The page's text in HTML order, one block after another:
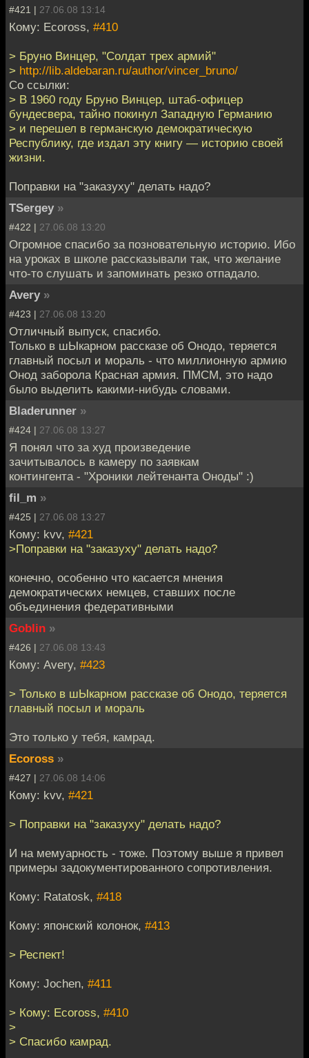
#421 | 27.06.08 13:14
Кому: Ecoross, #410
> Бруно Винцер, "Солдат трех армий"
> http://lib.aldebaran.ru/author/vincer_bruno/
Со ссылки:
> В 1960 году Бруно Винцер, штаб-офицер
бундесвера, тайно покинул Западную Германию
> и перешел в германскую демократическую
Республику, где издал эту книгу — историю своей
жизни.
Поправки на "заказуху" делать надо?
TSergey »
#422 | 27.06.08 13:20
Огромное спасибо за позновательную историю. Ибо
на уроках в школе рассказывали так, что желание
что-то слушать и запоминать резко отпадало.
Avery »
#423 | 27.06.08 13:20
Отличный выпуск, спасибо.
Только в шЫкарном рассказе об Онодо, теряется
главный посыл и мораль - что миллионную армию
Онод заборола Красная армия. ПМСМ, это надо
было выделить какими-нибудь словами.
Bladerunner »
#424 | 27.06.08 13:27
Я понял что за худ произведение
зачитывалось в камеру по заявкам
контингента - "Хроники лейтенанта Оноды" :)
fil_m »
#425 | 27.06.08 13:27
Кому: kvv, #421
>Поправки на "заказуху" делать надо?
конечно, особенно что касается мнения
демократических немцев, ставших после
объединения федеративными
Goblin »
#426 | 27.06.08 13:43
Кому: Avery, #423
> Только в шЫкарном рассказе об Онодо, теряется
главный посыл и мораль
Это только у тебя, камрад.
Ecoross »
#427 | 27.06.08 14:06
Кому: kvv, #421
> Поправки на "заказуху" делать надо?
И на мемуарность - тоже. Поэтому выше я привел
примеры задокументированного сопротивления.
Кому: Ratatosk, #418
Кому: японский колонок, #413
> Респект!
Кому: Jochen, #411
> Кому: Ecoross, #410
>
> Спасибо камрад.